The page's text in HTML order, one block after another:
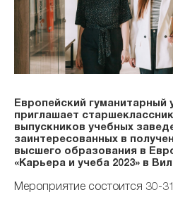
Европейский гуманитарный
приглашает
выпускников учебных
заинтересованных в
высшего образования в
«Карьера и учеба 2023» в
Мероприятие состоится 30-